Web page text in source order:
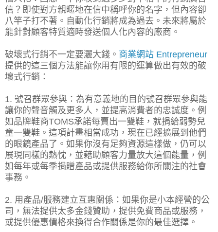
信？即使對方親暱地在信中稱呼你的名字，但內容卻
八竿子打不著。自動化行銷將成為過去。未來將屬於
能針對顧客特質適時發送個人化內容的廠商。
破壞式行銷不一定要灑大錢。 商業網站 Entrepreneur
提供的這三個方法能讓你用有限的運算做出有效的破
壞式行銷：
1. 號召群眾參與：為有意義地的目的號召群眾參與能
讓你的聲音觸及更多人，並提高消費者的忠誠度。例
如品牌鞋商TOMS承諾每賣出一雙鞋，就捐給弱勢兒
童一雙鞋。這項計畫相當成功，現在已經擴展到他們
的眼鏡產品了。如果你沒有足夠資源這樣做，仍可以
展現同樣的熱忱，並藉助顧客力量放大這個能量，例
如每年或每季捐贈產品或提供服務給你所關注的社會
事務。
2. 用產品/服務建立互惠關係：如果你是小本經營的公
司，無法提供太多金錢贊助，提供免費商品或服務，
或提供優惠價格來換得合作關係是你的最佳選擇。